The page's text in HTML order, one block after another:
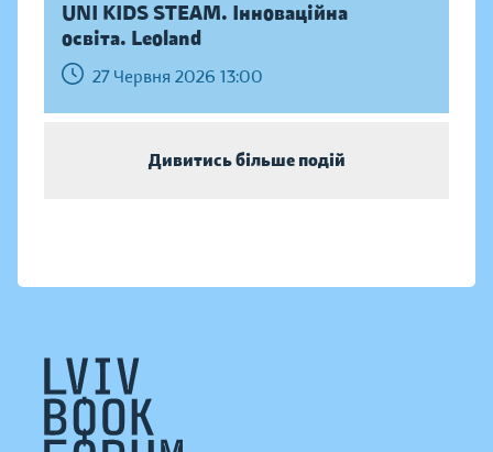
UNI KIDS STEAM. Інноваційна
освіта. Leoland
27 Червня 2026 13:00
Дивитись більше подій